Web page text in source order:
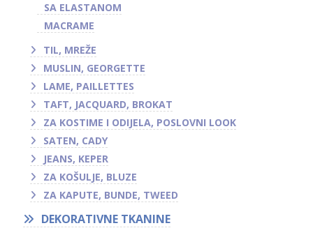
SA ELASTANOM
MACRAME
TIL, MREŽE
MUSLIN, GEORGETTE
LAME, PAILLETTES
TAFT, JACQUARD, BROKAT
ZA KOSTIME I ODIJELA, POSLOVNI LOOK
SATEN, CADY
JEANS, KEPER
ZA KOŠULJE, BLUZE
ZA KAPUTE, BUNDE, TWEED
DEKORATIVNE TKANINE